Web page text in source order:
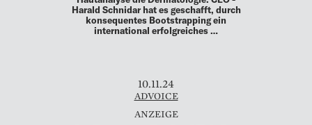
Harald Schnidar hat es geschafft, durch
konsequentes Boot­strapping ein
international erfolgreiches …
10.11.24
ADVOICE